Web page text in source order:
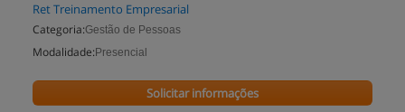
Ret Treinamento Empresarial
Categoria:Gestão de Pessoas
Modalidade: Presencial
Solicitar informações